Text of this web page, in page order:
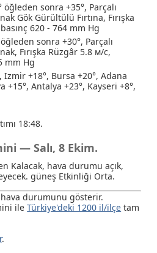
sonra +35°, Parçalı
Gök Gürültülü Fırtına, Fırışka
620 - 764 mm Hg
sonra +30°, Parçalı
, Fırışka Rüzgâr 5.8 м/с,
mm Hg
+18°, Bursa +20°, Adana
+15°, Antalya +23°, Kayseri +8°,
18:48.
— Salı, 8 Ekim.
Kalacak, hava durumu açık,
güneş Etkinliği Orta.
durumunu gösterir.
ileTürkiye'deki 1200 il/ilçe tam
.